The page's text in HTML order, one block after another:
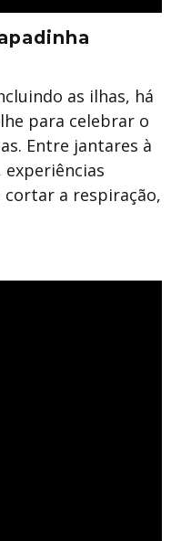
as ilhas, há
para celebrar o
Entre jantares à
experiências
cortar a respiração,